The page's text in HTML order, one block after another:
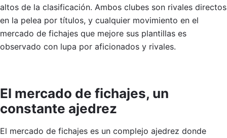
altos de la clasificación. Ambos clubes son rivales directos
en la pelea por títulos, y cualquier movimiento en el
mercado de fichajes que mejore sus plantillas es
observado con lupa por aficionados y rivales.
El mercado de fichajes, un
constante ajedrez
El mercado de fichajes es un complejo ajedrez donde